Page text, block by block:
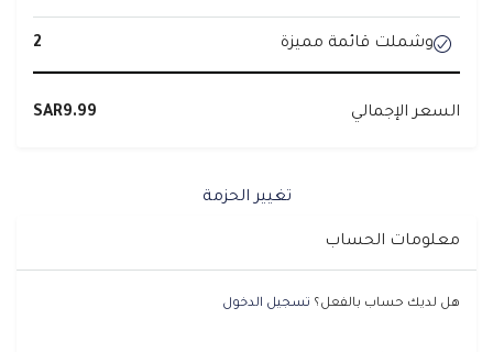
وشملت قائمة مميزة 2
السعر الإجمالي SAR9.99
تغيير الحزمة
معلومات الحساب
هل لديك حساب بالفعل؟ تسجيل الدخول